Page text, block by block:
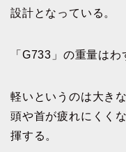
設計となっている。
「G733」の重量はわ
軽いというのは大き
頭や首が疲れにくく
揮する。